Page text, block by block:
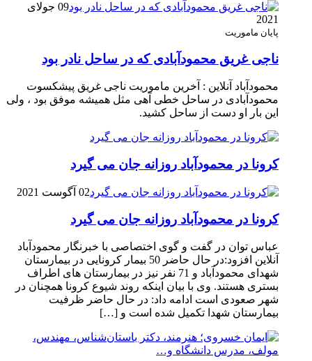
09 جولای
2021
پایان ماموریت
ناجی غریق محمودآبادی که در ساحل نادر بود
محمودآباد آنلاین : آخرین ماموریت ناجی غریق پیشکسوت
محمودآبادی در ساحل خطی آهی مثل همیشه موفق بود ، ولی
این بار او دست از ساحل کشید.
کرونا در محمودآباد روزانه جان می گیرد
02 آگوست 2021
کرونا در محمودآباد روزانه جان می گیرد
عباس توان در گفت و گوی اختصاصی با خبرنگار محمودآباد
آنلاین افزود:در حال حاضر 50 بیمار کرونایی در بیمارستان
شهدای محمودآباد و 71 نفر نیز در بیمارستان های اطراف
بستری هستند. وی با بیان اینکه روند شیوع کرونا همچنان در
شهر صعودی است ادامه داد: در حال حاضر ظرفیت
بیمارستان شهدا تکمیل شده است و […]